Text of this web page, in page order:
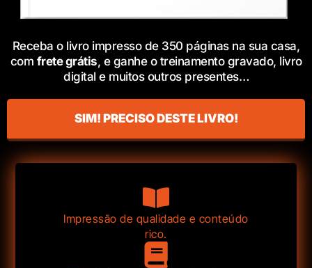
Receba o livro impresso de 350 páginas na sua casa,
com frete grátis, e ganhe o treinamento gravado, livro
digital e muitos outros presentes…
SIM! PRECISO DESTE LIVRO!
Impressão de qualidade e conteúdo
rico.